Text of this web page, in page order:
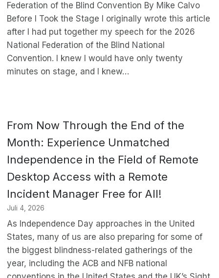
Federation of the Blind Convention By Mike Calvo
Before I Took the Stage I originally wrote this article
after I had put together my speech for the 2026
National Federation of the Blind National
Convention. I knew I would have only twenty
minutes on stage, and I knew…
From Now Through the End of the
Month: Experience Unmatched
Independence in the Field of Remote
Desktop Access with a Remote
Incident Manager Free for All!
Juli 4, 2026
As Independence Day approaches in the United
States, many of us are also preparing for some of
the biggest blindness-related gatherings of the
year, including the ACB and NFB national